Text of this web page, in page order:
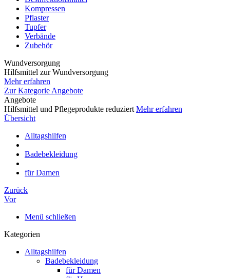
Kompressen
Pflaster
Tupfer
Verbände
Zubehör
Wundversorgung
Hilfsmittel zur Wundversorgung
Mehr erfahren
Zur Kategorie Angebote
Angebote
Hilfsmittel und Pflegeprodukte reduziert Mehr erfahren
Übersicht
Alltagshilfen
Badebekleidung
für Damen
Zurück
Vor
Menü schließen
Kategorien
Alltagshilfen
Badebekleidung
für Damen